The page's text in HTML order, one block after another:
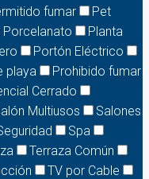
fumar
Pet
Porcelanato
Planta
Portón Eléctrico
playa
Prohibido fumar
Cerrado
Multiusos
Salones
Spa
Terraza Común
TV por Cable